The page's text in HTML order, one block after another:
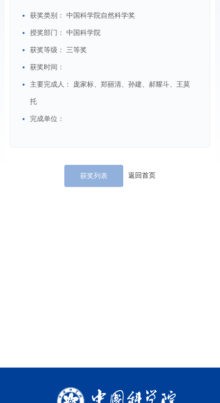
获奖类别： 中国科学院自然科学奖
授奖部门： 中国科学院
获奖等级： 三等奖
获奖时间：
主要完成人： 庞家标、郑丽清、孙建、郝耀斗、王莫
托
完成单位：
获奖列表 返回首页